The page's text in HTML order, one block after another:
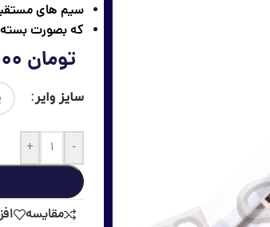
سیم های
که بصورت بسته بندی 10 شاخه ای به
تومان
سایز وایر
-
+
مقايسه